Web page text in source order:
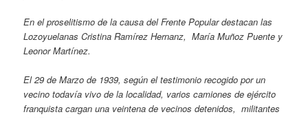
En el proselitismo de la causa del Frente Popular destacan las
Lozoyuelanas Cristina Ramírez Hernanz, María Muñoz Puente y
Leonor Martínez.
El 29 de Marzo de 1939, según el testimonio recogido por un
vecino todavía vivo de la localidad, varios camiones de ejército
franquista cargan una veintena de vecinos detenidos, militantes